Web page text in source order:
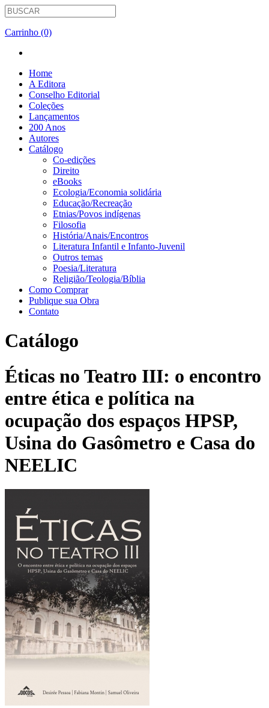
Carrinho (0)
Home
A Editora
Conselho Editorial
Coleções
Lançamentos
200 Anos
Autores
Catálogo
Co-edições
Direito
eBooks
Ecologia/Economia solidária
Educação/Recreação
Etnias/Povos indígenas
Filosofia
História/Anais/Encontros
Literatura Infantil e Infanto-Juvenil
Outros temas
Poesia/Literatura
Religião/Teologia/Bíblia
Como Comprar
Publique sua Obra
Contato
Catálogo
Éticas no Teatro III: o encontro
entre ética e política na
ocupação dos espaços HPSP,
Usina do Gasômetro e Casa do
NEELIC